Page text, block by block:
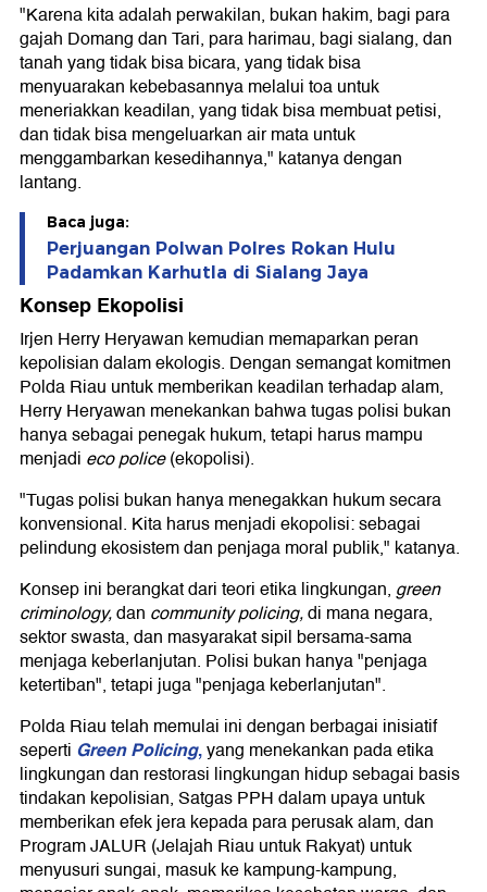
"Karena kita adalah perwakilan, bukan hakim, bagi para
gajah Domang dan Tari, para harimau, bagi sialang, dan
tanah yang tidak bisa bicara, yang tidak bisa
menyuarakan kebebasannya melalui toa untuk
meneriakkan keadilan, yang tidak bisa membuat petisi,
dan tidak bisa mengeluarkan air mata untuk
menggambarkan kesedihannya," katanya dengan
lantang.
Baca juga:
Perjuangan Polwan Polres Rokan Hulu
Padamkan Karhutla di Sialang Jaya
Konsep Ekopolisi
Irjen Herry Heryawan kemudian memaparkan peran
kepolisian dalam ekologis. Dengan semangat komitmen
Polda Riau untuk memberikan keadilan terhadap alam,
Herry Heryawan menekankan bahwa tugas polisi bukan
hanya sebagai penegak hukum, tetapi harus mampu
menjadi eco police(ekopolisi).
"Tugas polisi bukan hanya menegakkan hukum secara
konvensional. Kita harus menjadi ekopolisi: sebagai
pelindung ekosistem dan penjaga moral publik," katanya.
Konsep ini berangkat dari teori etika lingkungan,green
criminology,dan community policing,di mana negara,
sektor swasta, dan masyarakat sipil bersama-sama
menjaga keberlanjutan. Polisi bukan hanya "penjaga
ketertiban", tetapi juga "penjaga keberlanjutan".
Polda Riau telah memulai ini dengan berbagai inisiatif
seperti Green Policing,yang menekankan pada etika
lingkungan dan restorasi lingkungan hidup sebagai basis
tindakan kepolisian, Satgas PPH dalam upaya untuk
memberikan efek jera kepada para perusak alam, dan
Program JALUR (Jelajah Riau untuk Rakyat) untuk
menyusuri sungai, masuk ke kampung-kampung,